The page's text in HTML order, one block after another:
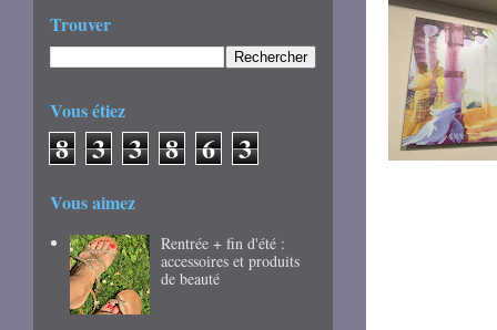
Trouver
Vous étiez
8 3 3 8 6 3
Vous aimez
Rentrée + fin d'été :
accessoires et produits
de beauté